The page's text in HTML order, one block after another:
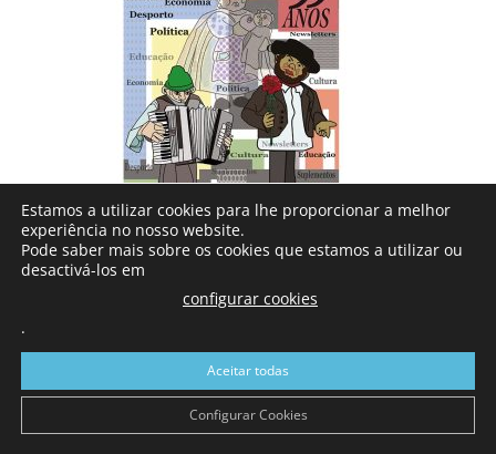
A primeira edição do mês de outubro trouxe aos
leitores um número especial que assinalou o 99º
aniversário deste semanário. Pelas suas páginas o
tema da imprensa, sobretudo de âmbito regional,
esteve em destaque. Há uma entrevista à presidente
da Associação Portuguesa de Imprensa e textos de
vários diretores de outros jornais que estão mais
Estamos a utilizar cookies para lhe proporcionar a melhor
experiência no nosso website.
Pode saber mais sobre os cookies que estamos a utilizar ou
desactivá-los em
configurar cookies
.
Aceitar todas
Configurar Cookies